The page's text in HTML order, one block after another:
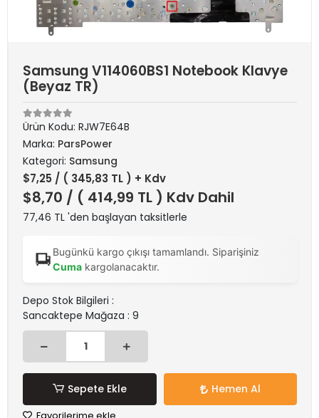
Samsung V114060BS1 Notebook Klavye
(Beyaz TR)
Ürün Kodu: RJW7E64B
Marka: ParsPower
Kategori: Samsung
$7,25 / ( 345,83 TL ) + Kdv
$8,70 / ( 414,99 TL ) Kdv Dahil
77,46 TL 'den başlayan taksitlerle
Bugünkü kargo çıkışı tamamlandı. Siparişiniz
Cumakargolanacaktır.
Depo Stok Bilgileri :
Sancaktepe Mağaza : 9
Sepete Ekle Hemen Al